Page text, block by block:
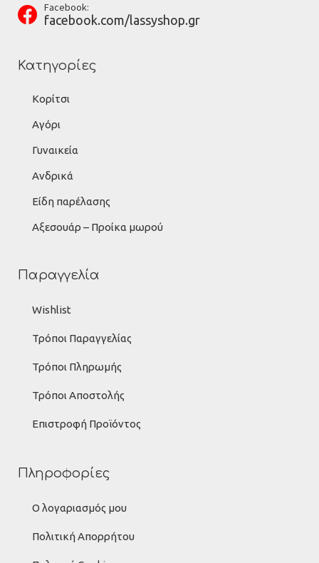
Facebook:
facebook.com/lassyshop.gr
Κατηγορίες
Κορίτσι
Αγόρι
Γυναικεία
Ανδρικά
Είδη παρέλασης
Αξεσουάρ – Προίκα μωρού
Παραγγελία
Wishlist
Τρόποι Παραγγελίας
Τρόποι Πληρωμής
Τρόποι Αποστολής
Επιστροφή Προϊόντος
Πληροφορίες
Ο λογαριασμός μου
Πολιτική Απορρήτου